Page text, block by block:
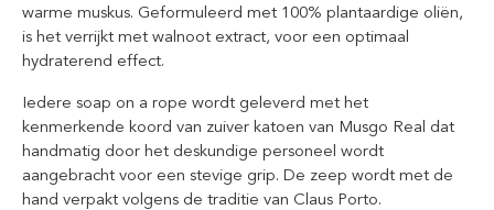
warme muskus. Geformuleerd met 100% plantaardige oliën,
is het verrijkt met walnoot extract, voor een optimaal
hydraterend effect.
Iedere soap on a rope wordt geleverd met het
kenmerkende koord van zuiver katoen van Musgo Real dat
handmatig door het deskundige personeel wordt
aangebracht voor een stevige grip. De zeep wordt met de
hand verpakt volgens de traditie van Claus Porto.